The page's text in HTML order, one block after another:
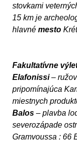
stovkami
15 km je
hlavné mesto
Fakultatívne
Elafonissi–
pripomínajúca
miestnych
Balos – plavba
severozápade
Gramvoussa : 66